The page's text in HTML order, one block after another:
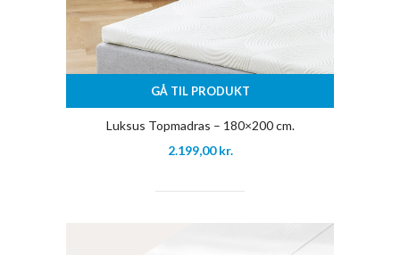
GÅ TIL PRODUKT
Luksus Topmadras – 180×200 cm.
2.199,00kr.